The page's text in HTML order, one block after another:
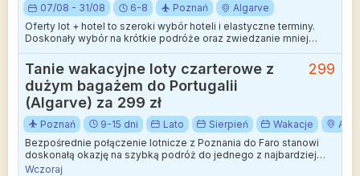
07/08 - 31/08 6-8 Poznań
Algarve
Oferty lot + hotel to szeroki wybór hoteli i elastyczne terminy.
Doskonały wybór na krótkie podróże oraz zwiedzanie mniej
wakacyjnych kierunków.
Tanie wakacyjne loty czarterowe z
dużym bagażem do Portugalii
(Algarve) za 299 zł
299
Poznań 9-15 dni Lato Sierpień Wakacje
Bezpośrednie połączenie lotnicze z Poznania do Faro stanowi
doskonałą okazję na szybką podróż do jednego z najbardziej
malowniczych zakątków Półwyspu Iberyjskiego.
Wczoraj